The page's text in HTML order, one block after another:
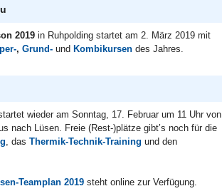
2019in Ruhpolding startet am 2. März 2019 mit
, Grund- und Kombikursendes Jahres.
wieder am Sonntag, 17. Februar um 11 Uhr von
nach Lüsen. Freie (Rest-)plätze gibt’s noch für die
, das Thermik-Technik-Training und den
Teamplan 2019steht online zur Verfügung.